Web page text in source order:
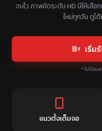
จบไว ภาพชัดระดับ HD มีให้เลือ
ใหม่ทุกวัน ดูไ
เริ่ม
* ไม่ต้อง
แนวตั้งเต็มจอ